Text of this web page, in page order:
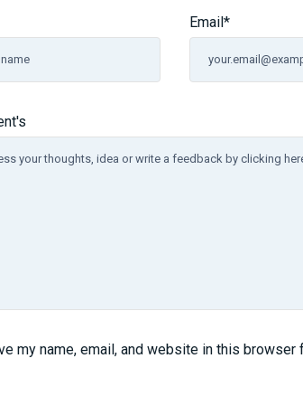
Email*
my name, email, and website in this